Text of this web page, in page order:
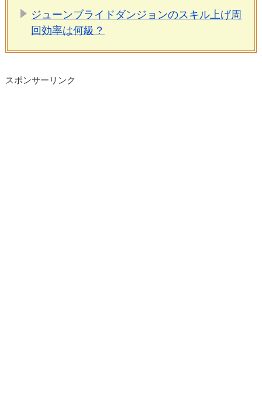
ジューンブライドダンジョンのスキル上げ周
回効率は何級？
スポンサーリンク